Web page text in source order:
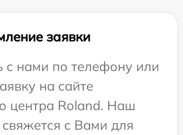
заявки
с нами по телефону или
на сайте
центра Roland. Наш
с Вами для